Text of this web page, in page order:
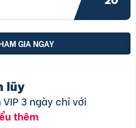
GIA NGAY
lũy
3 ngày chỉ với
thêm